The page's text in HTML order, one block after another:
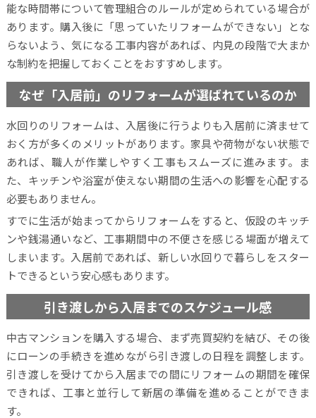
能な時間帯について管理組合のルールが定められている場合が
あります。購入後に「思っていたリフォームができない」とな
らないよう、気になる工事内容があれば、内見の段階で大まか
な制約を把握しておくことをおすすめします。
なぜ「入居前」のリフォームが選ばれているのか
水回りのリフォームは、入居後に行うよりも入居前に済ませて
おく方が多くのメリットがあります。家具や荷物がない状態で
あれば、職人が作業しやすく工事もスムーズに進みます。ま
た、キッチンや浴室が使えない期間の生活への影響を心配する
必要もありません。
すでに生活が始まってからリフォームをすると、仮設のキッチ
ンや銭湯通いなど、工事期間中の不便さを感じる場面が増えて
しまいます。入居前であれば、新しい水回りで暮らしをスター
トできるという安心感もあります。
引き渡しから入居までのスケジュール感
中古マンションを購入する場合、まず売買契約を結び、その後
にローンの手続きを進めながら引き渡しの日程を調整します。
引き渡しを受けてから入居までの間にリフォームの期間を確保
できれば、工事と並行して新居の準備を進めることができま
す。